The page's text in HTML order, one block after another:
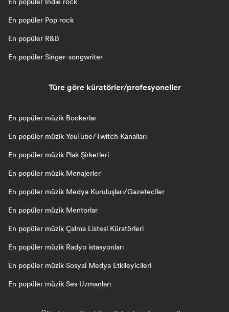
En popüler Pop rock
En popüler R&B
En popüler Singer-songwriter
Türe göre küratörler/profesyoneller
En popüler müzik Bookerlar
En popüler müzik YouTube/Twitch Kanalları
En popüler müzik Plak Şirketleri
En popüler müzik Menajerler
En popüler müzik Medya Kuruluşları/Gazeteciler
En popüler müzik Mentorlar
En popüler müzik Çalma Listesi Küratörleri
En popüler müzik Radyo istasyonları
En popüler müzik Sosyal Medya Etkileyicileri
En popüler müzik Ses Uzmanları